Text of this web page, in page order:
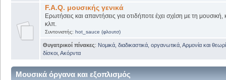
F.A.Q. μουσικής γενικά
Ερωτήσεις και απαντήσεις για οτιδήποτε έχει σχέση με τη μουσική,
κλπ.
Συντονιστής: hot_sauce (φλουτσ)
Θυγατρικοί πίνακες: Νομικά, διαδικαστικά, οργανωτικά Αρμονία και
δίσκοι Ακόρντα
Μουσικά όργανα και εξοπλισμός